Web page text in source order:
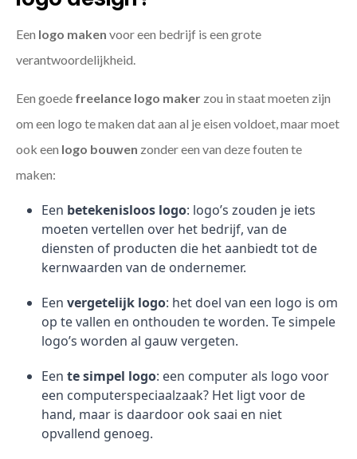
Een logo maken voor een bedrijf is een grote
verantwoordelijkheid.
Een goede freelance logo maker zou in staat moeten zijn
om een logo te maken dat aan al je eisen voldoet, maar moet
ook een logo bouwen zonder een van deze fouten te
maken:
Een betekenisloos logo: logo’s zouden je iets
moeten vertellen over het bedrijf, van de
diensten of producten die het aanbiedt tot de
kernwaarden van de ondernemer.
Een vergetelijk logo: het doel van een logo is om
op te vallen en onthouden te worden. Te simpele
logo’s worden al gauw vergeten.
Een te simpel logo: een computer als logo voor
een computerspeciaalzaak? Het ligt voor de
hand, maar is daardoor ook saai en niet
opvallend genoeg.